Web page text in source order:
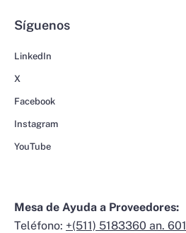
Síguenos
LinkedIn
X
Facebook
Instagram
YouTube
Mesa de Ayuda a Proveedores:
Teléfono: +(511) 5183360 an. 601